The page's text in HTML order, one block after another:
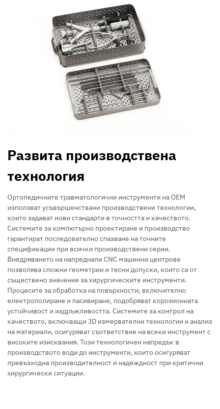
Развита производствена
технология
Ортопедичните травматологични инструменти на OEM
използват усъвършенствани производствени технологии,
които задават нови стандарти в точността и качеството.
Системите за компютърно проектиране и производство
гарантират последователно спазване на точните
спецификации при всички производствени серии.
Внедряването на напреднали CNC машинни центрове
позволява сложни геометрии и тесни допуски, които са от
съществено значение за хирургическите инструменти.
Процесите за обработка на повърхности, включително
електрополиране и пасивиране, подобряват корозионната
устойчивост и издръжливостта. Системите за контрол на
качеството, включващи 3D измервателни технологии и анализ
на материали, осигуряват съответствие на всеки инструмент с
високите изисквания. Този технологичен напредък в
производството води до инструменти, които осигуряват
превъзходна производителност и надеждност при критични
хирургически ситуации.